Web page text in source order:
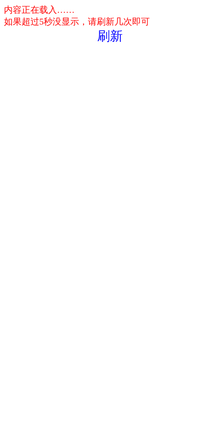
内容正在载入……
如果超过5秒没显示，请刷新几次即可
刷新